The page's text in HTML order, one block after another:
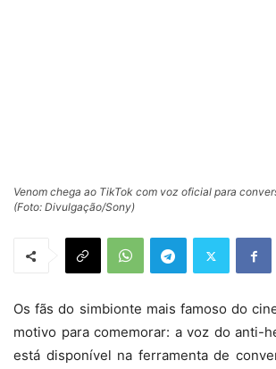
Venom chega ao TikTok com voz oficial para
(Foto: Divulgação/Sony)
Os fãs do simbionte mais famoso do
motivo para comemorar: a voz do anti-
está disponível na ferramenta de